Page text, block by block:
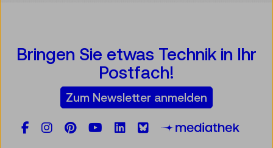
Bringen Sie etwas Technik in Ihr
Postfach!
Zum Newsletter anmelden
Facebook
Instagram
Pinterest
YouTube
LinkedIn
Bluesky